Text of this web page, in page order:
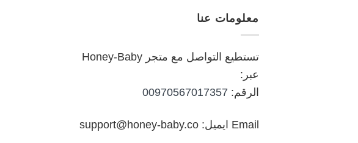
معلومات عنا
تستطيع التواصل مع متجر Honey-Baby
عبر:
الرقم: 00970567017357
Email ايميل: support@honey-baby.co